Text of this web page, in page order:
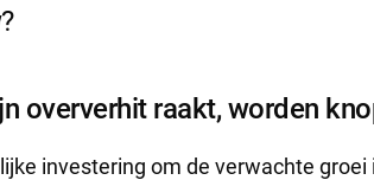
oververhit raakt, worden
investering om de verwachte